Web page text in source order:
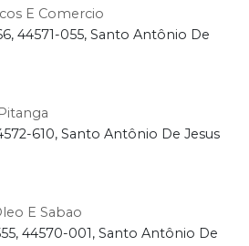
E Comercio
44571-055, Santo Antônio De
610, Santo Antônio De Jesus
E Sabao
44570-001, Santo Antônio De